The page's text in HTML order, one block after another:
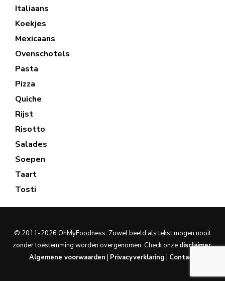
Italiaans
Koekjes
Mexicaans
Ovenschotels
Pasta
Pizza
Quiche
Rijst
Risotto
Salades
Soepen
Taart
Tosti
© 2011-2026 OhMyFoodness. Zowel beeld als tekst mogen nooit
zonder toestemming worden overgenomen. Check onze disclaimer.
Algemene voorwaarden | Privacyverklaring | Contact